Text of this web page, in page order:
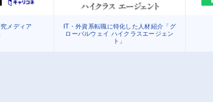
メディア
IT・外資系転職に特化した人材紹介「グ
ローバルウェイ ハイクラスエージェン
ト」